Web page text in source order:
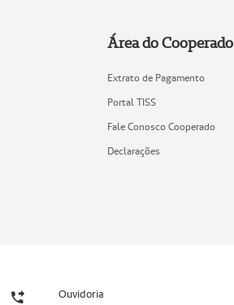
Área do Cooperado
Extrato de Pagamento
Portal TISS
Fale Conosco Cooperado
Declarações
Ouvidoria